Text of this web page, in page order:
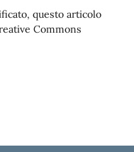
questo articolo
Commons